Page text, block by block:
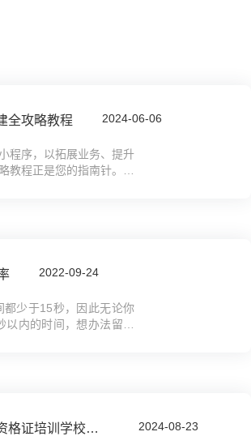
全攻略教程 2024-06-06
程序，以拓展业务、提升
教程正是您的指南针。我
2022-09-24
少于15秒，因此无论你
内的时间，想办法留住
如何制作司法考试培训机构网站，律师从业资格证培训学校网站搭建全攻略教程 2024-08-23